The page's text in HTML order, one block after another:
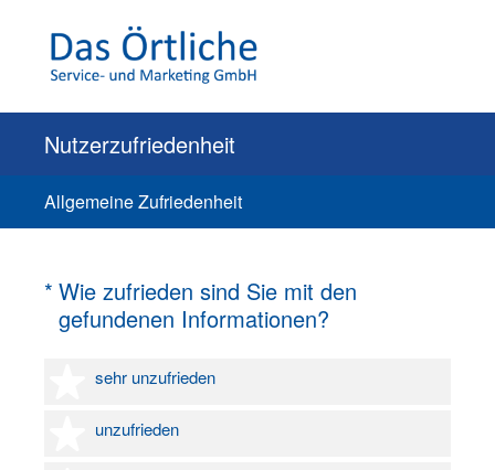
Nutzerzufriedenheit
Allgemeine Zufriedenheit
* Wie zufrieden sind Sie mit den
gefundenen Informationen?
(Erforderlich.)
sehr unzufrieden
1 Stern
unzufrieden
2 Sterne